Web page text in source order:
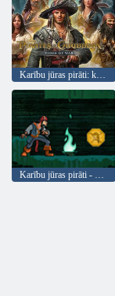
Karību jūras pirāti - dziļumā holandietis